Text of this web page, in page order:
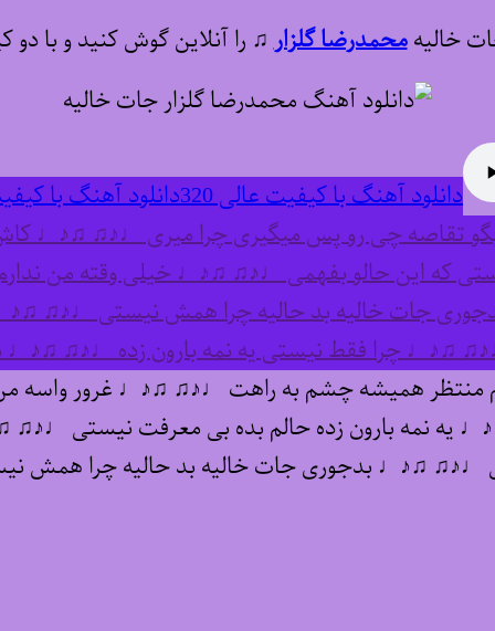
خالیهمحمدرضا گلزار♫ را آنلاین گوش کنید و با
دانلود آهنگ با کیفیت عالی 320
دانلود آهنگ با
تقاصه چی رو پس میگیری چرا میری ♩♪♫ ♫♪♩
که این حالو بفهمی ♩♪♫ ♫♪♩ خیلی وقته من
جات خالیه بد حالیه چرا همش نیستی ♩♪♫
♫♪♩ چرا فقط نیستی یه نمه بارون زده ♩♪♫
همیشه چشم به راهت ♩♪♫ ♫♪♩ غرور واسه
نمه بارون زده حالم بده بی معرفت نیستی ♩♪♫
♩♪♫ ♫♪♩ بدجوری جات خالیه بد حالیه چرا